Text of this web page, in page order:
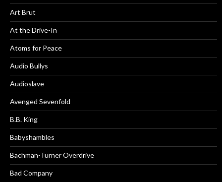
Art Brut
At the Drive-In
Atoms for Peace
Audio Bullys
Audioslave
Avenged Sevenfold
B.B. King
Babyshambles
Bachman-Turner Overdrive
Bad Company